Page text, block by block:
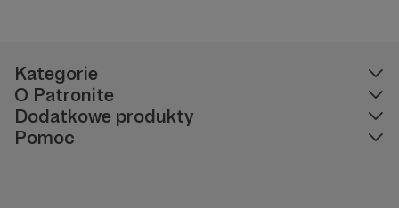
Kategorie
O Patronite
Dodatkowe produkty
Pomoc